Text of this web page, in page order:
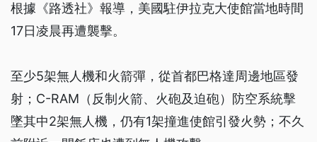
根據《路透社》報導，美國駐伊拉克大使館當地時間
17日凌晨再遭襲擊。
至少5架無人機和火箭彈，從首都巴格達周邊地區發
射；C-RAM（反制火箭、火砲及迫砲）防空系統擊
墜其中2架無人機，仍有1架撞進使館引發火勢；不久